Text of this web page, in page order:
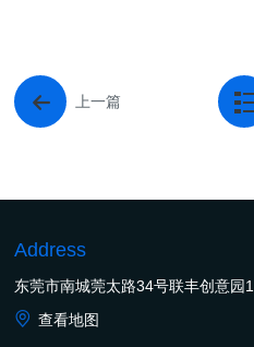
上一篇
Address
东莞市南城莞太路34号联丰创意园
查看地图